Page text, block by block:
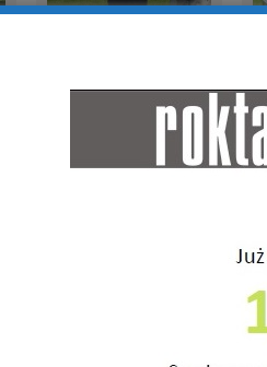
Copyright © 2018